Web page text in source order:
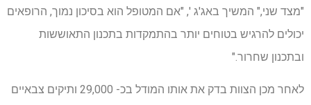
"מצד שני," המשיך באג'ג ', "אם המטופל הוא בסיכון נמוך, הרופאים
יכולים להרגיש בטוחים יותר בהתמקדות בתכנון התאוששות
ובתכנון שחרור."
לאחר מכן הצוות בדק את אותו המודל בכ- 29,000 ותיקים צבאיים